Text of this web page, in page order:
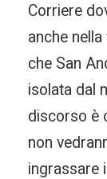
Corriere
anche
che San
isolata dal
discorso è
non
ingrassare